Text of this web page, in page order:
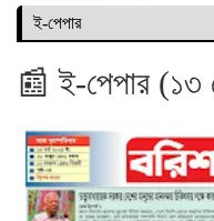
ই-পেপার
📰 ই-পেপার (১৩